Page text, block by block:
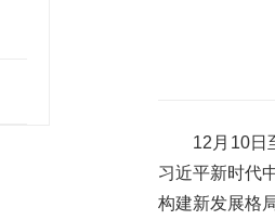
12月10日
习近平新时代
构建新发展格